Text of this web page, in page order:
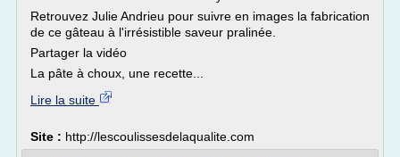
Retrouvez Julie Andrieu pour suivre en images la fabrication
de ce gâteau à l'irrésistible saveur pralinée.
Partager la vidéo
La pâte à choux, une recette...
Lire la suite
Site : http://lescoulissesdelaqualite.com